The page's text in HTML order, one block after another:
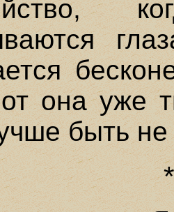
она уже
быть